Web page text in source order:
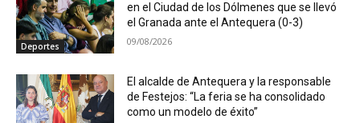
Deportes
en el Ciudad de los Dólmenes que se llevó
el Granada ante el Antequera (0-3)
09/08/2026
El alcalde de Antequera y la responsable
de Festejos: “La feria se ha consolidado
como un modelo de éxito”